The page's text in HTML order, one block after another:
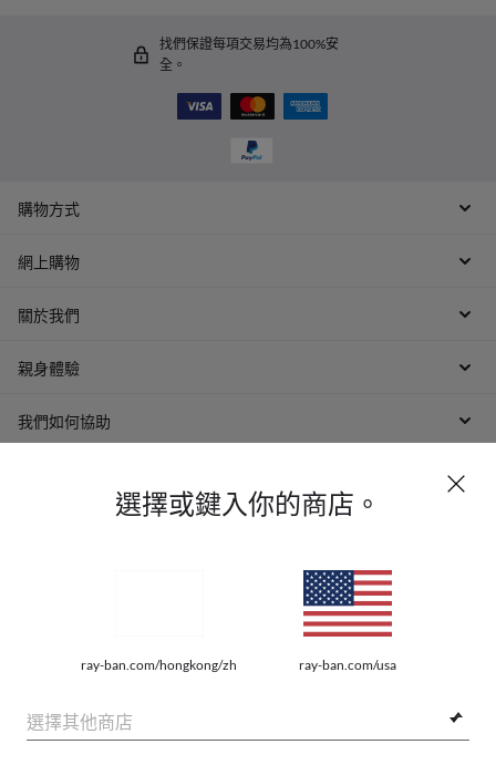
選擇或鍵入你的商店。
ray-ban.com/hongkong/zh ray-ban.com/usa
選擇其他商店
找們保證每項交易均為100%安
全。
購物方式
網上購物
關於我們
親身體驗
我們如何協助
法律